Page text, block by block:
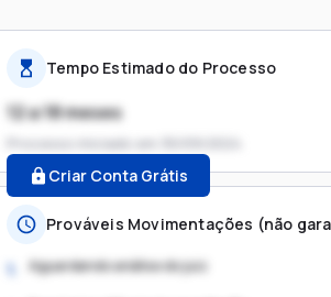
Tempo Estimado do Processo
12 a 18 meses
Processo iniciado em
Criar Conta Grátis
Prováveis Movimentações (não
1. Aguardando análise do juiz